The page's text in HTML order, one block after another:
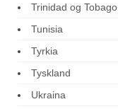
Trinidad og Tobago
Tunisia
Tyrkia
Tyskland
Ukraina